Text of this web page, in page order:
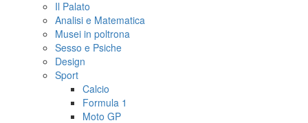
Il Palato
Analisi e Matematica
Musei in poltrona
Sesso e Psiche
Design
Sport
Calcio
Formula 1
Moto GP